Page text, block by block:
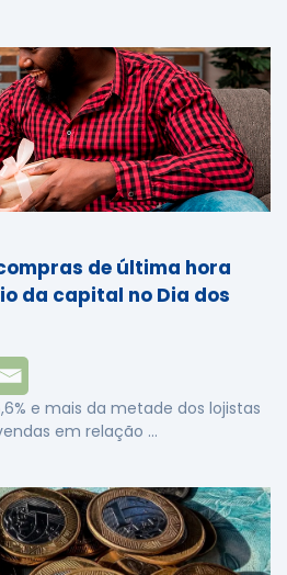
de última hora
da capital no Dia dos
e mais da metade dos lojistas
em relação …